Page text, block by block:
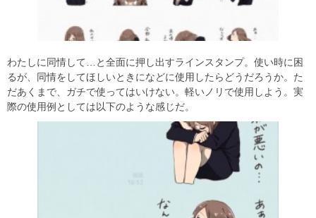
わたしに同情して…と全面に押し出すラインスタンプ。使い時に困
るが、同情をしてほしいときになどに使用したらどうだろうか。た
だあくまで、ガチで使ってはいけない。軽いノリで使用しよう。実
際の使用例としては以下のような感じだ。